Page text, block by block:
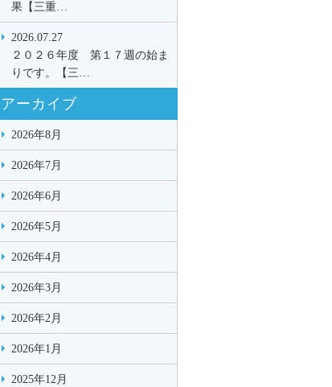
果【三重…
2026.07.27
２０２６年度 第１７週の始ま
りです。【三…
アーカイブ
2026年8月
2026年7月
2026年6月
2026年5月
2026年4月
2026年3月
2026年2月
2026年1月
2025年12月